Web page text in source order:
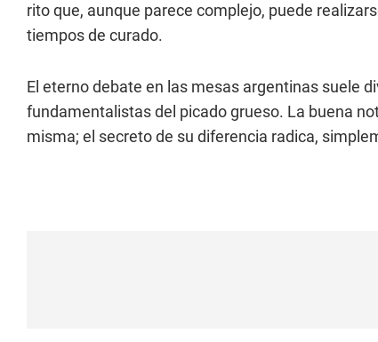
rito que, aunque parece complejo, puede
tiempos de curado.
El eterno debate en las mesas argentinas suele
fundamentalistas del picado grueso. La buena
misma; el secreto de su diferencia radica,